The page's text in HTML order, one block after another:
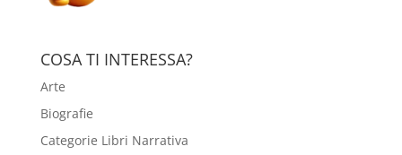
COSA TI INTERESSA?
Arte
Biografie
Categorie Libri Narrativa